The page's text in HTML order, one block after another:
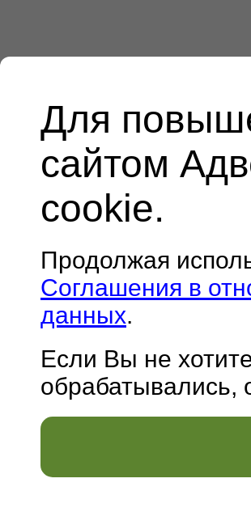
Для
сайтом
cookie.
Продолжая
Соглашения в
данных.
Если Вы не
обрабатывались,